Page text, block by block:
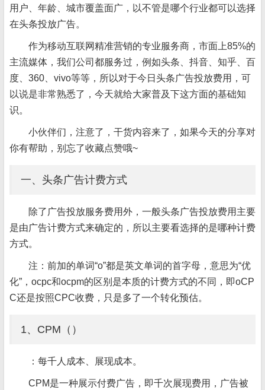
用户、年龄、城市覆盖面广，以不管是哪个行业都可以选择
在头条投放广告。
作为移动互联网精准营销的专业服务商，市面上85%的
主流媒体，我们公司都服务过，例如头条、抖音、知乎、百
度、360、vivo等等，所以对于今日头条广告投放费用，可
以说是非常熟悉了，今天就给大家普及下这方面的基础知
识。
小伙伴们，注意了，干货内容来了，如果今天的分享对
你有帮助，别忘了收藏点赞哦~
一、头条广告计费方式
除了广告投放服务费用外，一般头条广告投放费用主要
是由广告计费方式来确定的，所以主要看选择的是哪种计费
方式。
注：前加的单词“o”都是英文单词的首字母，意思为“优
化”，ocpc和ocpm的区别是本质的计费方式的不同，即oCP
C还是按照CPC收费，只是多了一个转化预估。
1、CPM（）
：每千人成本、展现成本。
CPM是一种展示付费广告，即千次展现费用，广告被